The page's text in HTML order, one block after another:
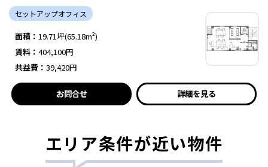
セットアップオフィス
面積： 19.71坪(65.18m²)
賃料： 404,100円
共益費： 39,420円
お問合せ 詳細を見る
エリア条件が近い物件